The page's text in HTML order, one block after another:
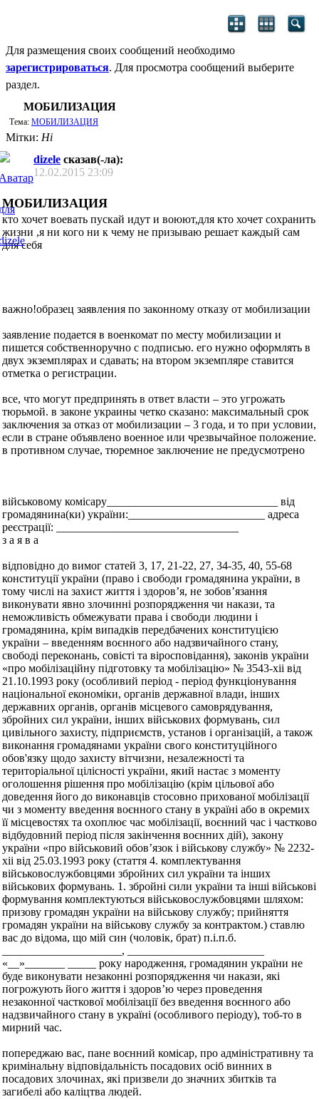
Для размещения своих сообщений необходимо
зарегистрироваться. Для просмотра сообщений выберите
раздел.
МОБИЛИЗАЦИЯ
Тема: МОБИЛИЗАЦИЯ
Мітки: Ні
dizele сказав(-ла):
12.02.2015 23:09
МОБИЛИЗАЦИЯ
кто хочет воевать пускай идут и воюют,для кто хочет сохранить
жизни ,я ни кого ни к чему не призываю решает каждый сам
для себя
важно!образец заявления по законному отказу от мобилизации
заявление подается в военкомат по месту мобилизации и
пишется собственноручно с подписью. его нужно оформлять в
двух экземплярах и сдавать; на втором экземпляре ставится
отметка о регистрации.
все, что могут предпринять в ответ власти – это угрожать
тюрьмой. в законе украины четко сказано: максимальный срок
заключения за отказ от мобилизации – 3 года, и то при условии,
если в стране объявлено военное или чрезвычайное положение.
в противном случае, тюремное заключение не предусмотрено
військовому комісару______________________________ від
громадянина(ки) україни:________________________ адреса
реєстрації: ________________________________
з а я в а
відповідно до вимог статей 3, 17, 21-22, 27, 34-35, 40, 55-68
конституції україни (право і свободи громадянина україни, в
тому числі на захист життя і здоров’я, не зобов’язання
виконувати явно злочинні розпорядження чи накази, та
неможливість обмежувати права і свободи людини і
громадянина, крім випадків передбачених конституцією
україни – введенням воєнного або надзвичайного стану,
свободі переконань, совісті та віросповідання), законів україни
«про мобілізаційну підготовку та мобілізацію» № 3543-xii від
21.10.1993 року (особливий період - період функціонування
національної економіки, органів державної влади, інших
державних органів, органів місцевого самоврядування,
збройних сил україни, інших військових формувань, сил
цивільного захисту, підприємств, установ і організацій, а також
виконання громадянами україни свого конституційного
обов'язку щодо захисту вітчизни, незалежності та
територіальної цілісності україни, який настає з моменту
оголошення рішення про мобілізацію (крім цільової або
доведення його до виконавців стосовно прихованої мобілізації
чи з моменту введення воєнного стану в україні або в окремих
її місцевостях та охоплює час мобілізації, воєнний час і частково
відбудовний період після закінчення воєнних дій), закону
україни «про військовий обов’язок і військову службу» № 2232-
xii від 25.03.1993 року (стаття 4. комплектування
військовослужбовцями збройних сил україни та інших
військових формувань. 1. збройні сили україни та інші військові
формування комплектуються військовослужбовцями шляхом:
призову громадян україни на військову службу; прийняття
громадян україни на військову службу за контрактом.) ставлю
вас до відома, що мій син (чоловік, брат) п.і.п.б.
_____________________, ________________________
«__»_______ _____ року народження, громадянин україни не
буде виконувати незаконні розпорядження чи накази, які
погрожують його життя і здоров’ю через проведення
незаконної часткової мобілізації без введення воєнного або
надзвичайного стану в україні (особливого періоду), тоб-то в
мирний час.
попереджаю вас, пане воєнний комісар, про адміністративну та
кримінальну відповідальність посадових осіб винних в
посадових злочинах, які призвели до значних збитків та
загибелі або каліцтва людей.